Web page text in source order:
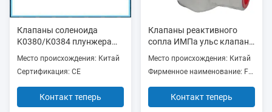
Клапаны соленоида
K0380/K0384 плунжера
Место происхождения: Китай
Сертификация: CE
Контакт теперь
Клапаны реактивного
сопла ИМПа ульс клапана
пневматические
Место происхождения: Китай
Фирменное наименование: FLY/AIRWOLF or OEM
Контакт теперь